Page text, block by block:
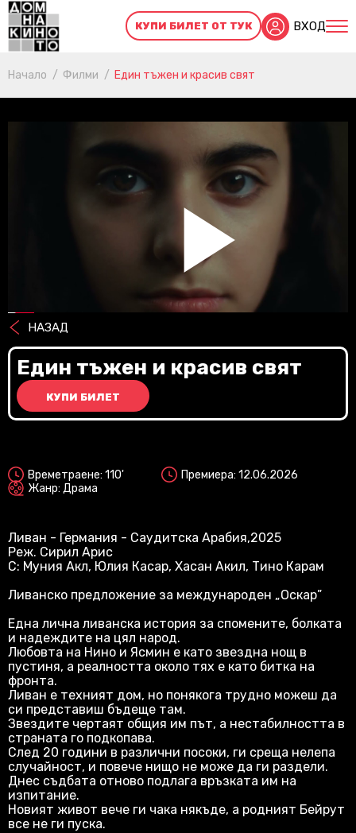
КУПИ БИЛЕТ ОТ ТУК ВХОД
Начало Филми Един тъжен и красив свят
НАЗАД
Един тъжен и красив свят
КУПИ БИЛЕТ
Времетраене: 110'
Премиера: 12.06.2026
Жанр: Драма
Ливан - Германия - Саудитска Арабия,2025
Реж. Сирил Арис
С: Муния Акл, Юлия Касар, Хасан Акил, Тино Карам
Ливанско предложение за международен „Оскар”
Една лична ливанска история за спомените, болката
и надеждите на цял народ.
Любовта на Нино и Ясмин е като звездна нощ в
пустиня, а реалността около тях е като битка на
фронта.
Ливан е техният дом, но понякога трудно можеш да
си представиш бъдеще там.
Звездите чертаят общия им път, а нестабилността в
страната го подкопава.
След 20 години в различни посоки, ги среща нелепа
случайност, и повече нищо не може да ги раздели.
Днес съдбата отново подлага връзката им на
изпитание.
Новият живот вече ги чака някъде, а родният Бейрут
все не ги пуска.